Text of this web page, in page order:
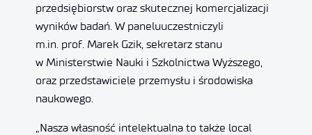
przedsiębiorstw oraz skutecznej komercjalizacji
wyników badań. W paneluuczestniczyli
m.in. prof. Marek Gzik, sekretarz stanu
w Ministerstwie Nauki i Szkolnictwa Wyższego,
oraz przedstawiciele przemysłu i środowiska
naukowego.
„Nasza własność intelektualna to także local